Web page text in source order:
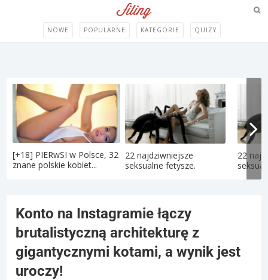
NOWE POPULARNE KATEGORIE QUIZY
[+18] PIERwSI w Polsce, 32
znane polskie kobiet...
22 najdziwniejsze
seksualne fetysze.
22
Konto na Instagramie łączy
brutalistyczną architekturę z
gigantycznymi kotami, a wynik jest
uroczy!